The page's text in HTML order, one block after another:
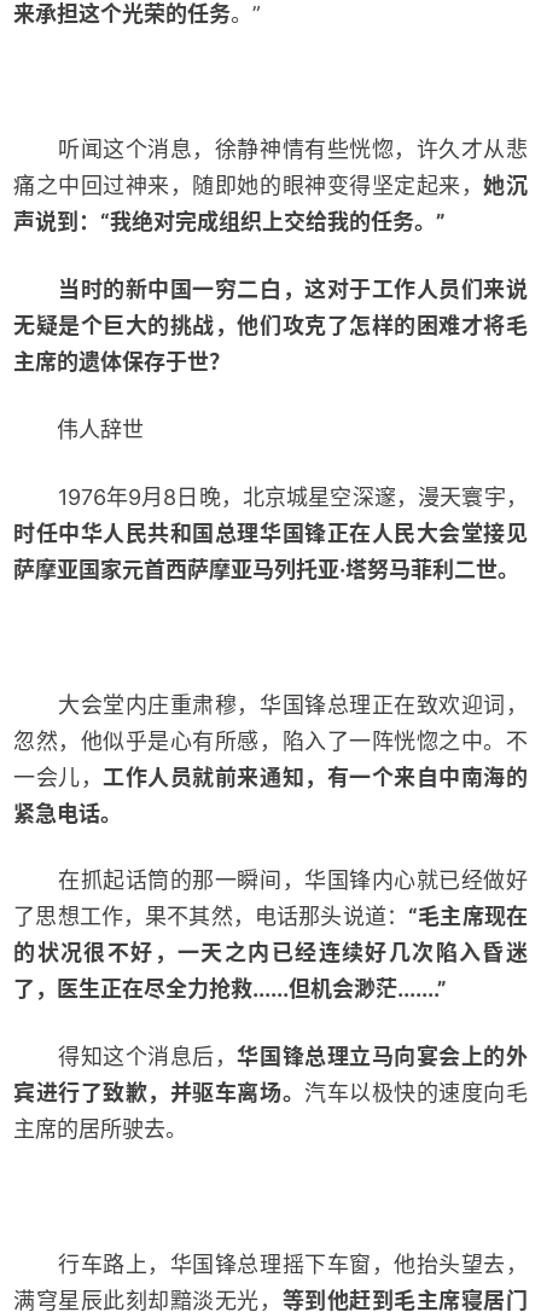
来承担这个光荣的任务。”
听闻这个消息，徐静神情有些恍惚，许久才从悲
痛之中回过神来，随即她的眼神变得坚定起来，她沉
声说到：“我绝对完成组织上交给我的任务。”
当时的新中国一穷二白，这对于工作人员们来说
无疑是个巨大的挑战，他们攻克了怎样的困难才将毛
主席的遗体保存于世？
伟人辞世
1976年9月8日晚，北京城星空深邃，漫天寰宇，
时任中华人民共和国总理华国锋正在人民大会堂接见
萨摩亚国家元首西萨摩亚马列托亚·塔努马菲利二世。
大会堂内庄重肃穆，华国锋总理正在致欢迎词，
忽然，他似乎是心有所感，陷入了一阵恍惚之中。不
一会儿，工作人员就前来通知，有一个来自中南海的
紧急电话。
在抓起话筒的那一瞬间，华国锋内心就已经做好
了思想工作，果不其然，电话那头说道： “毛主席现在
的状况很不好，一天之内已经连续好几次陷入昏迷
了，医生正在尽全力抢救......但机会渺茫.......”
得知这个消息后，华国锋总理立马向宴会上的外
宾进行了致歉，并驱车离场。 汽车以极快的速度向毛
主席的居所驶去。
行车路上，华国锋总理摇下车窗，他抬头望去，
满穹星辰此刻却黯淡无光， 等到他赶到毛主席寝居门